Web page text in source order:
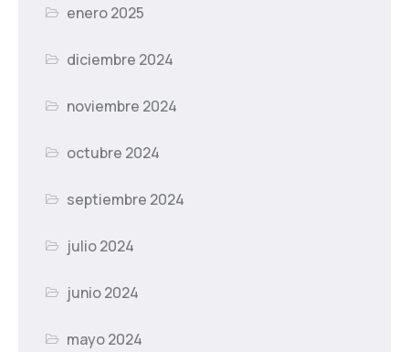
enero 2025
diciembre 2024
noviembre 2024
octubre 2024
septiembre 2024
julio 2024
junio 2024
mayo 2024